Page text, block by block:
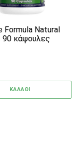
Formula Natural
90 κάψουλες
ΚΑΛΑΘΙ